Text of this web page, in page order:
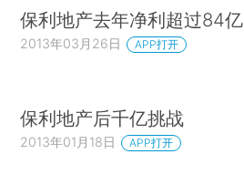
保利地产去年净利超过84亿
2013年03月26日 APP打开
保利地产后千亿挑战
2013年01月18日 APP打开